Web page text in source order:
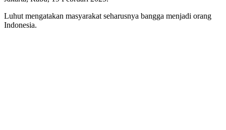
Luhut mengatakan masyarakat seharusnya bangga menjadi orang
Indonesia.